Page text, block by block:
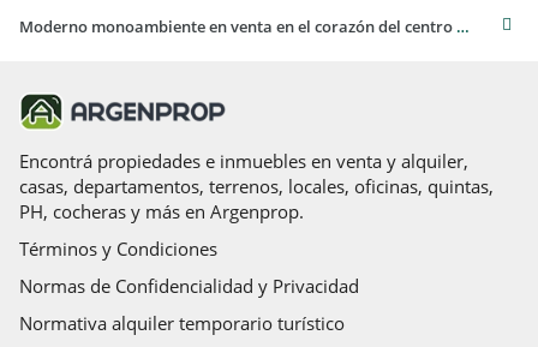
Moderno monoambiente en venta en el corazón del centro de Salta
Encontrá propiedades e inmuebles en venta y alquiler,
casas, departamentos, terrenos, locales, oficinas, quintas,
PH, cocheras y más en Argenprop.
Términos y Condiciones
Normas de Confidencialidad y Privacidad
Normativa alquiler temporario turístico